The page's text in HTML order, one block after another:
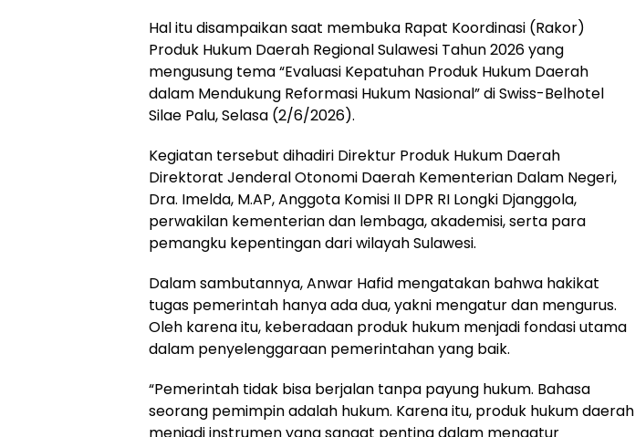
Hal itu disampaikan saat membuka Rapat Koordinasi (Rakor)
Produk Hukum Daerah Regional Sulawesi Tahun 2026 yang
mengusung tema “Evaluasi Kepatuhan Produk Hukum Daerah
dalam Mendukung Reformasi Hukum Nasional” di Swiss-Belhotel
Silae Palu, Selasa (2/6/2026).
Kegiatan tersebut dihadiri Direktur Produk Hukum Daerah
Direktorat Jenderal Otonomi Daerah Kementerian Dalam Negeri,
Dra. Imelda, M.AP, Anggota Komisi II DPR RI Longki Djanggola,
perwakilan kementerian dan lembaga, akademisi, serta para
pemangku kepentingan dari wilayah Sulawesi.
Dalam sambutannya, Anwar Hafid mengatakan bahwa hakikat
tugas pemerintah hanya ada dua, yakni mengatur dan mengurus.
Oleh karena itu, keberadaan produk hukum menjadi fondasi utama
dalam penyelenggaraan pemerintahan yang baik.
“Pemerintah tidak bisa berjalan tanpa payung hukum. Bahasa
seorang pemimpin adalah hukum. Karena itu, produk hukum daerah